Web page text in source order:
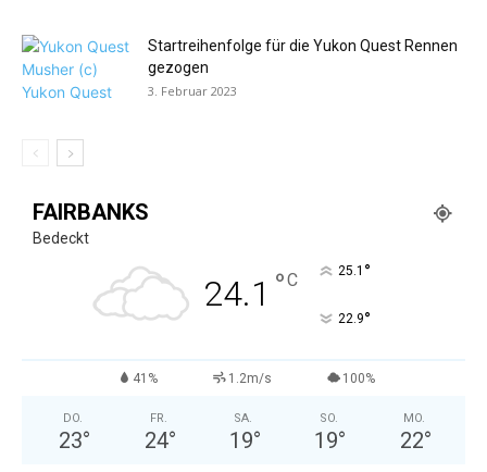
Startreihenfolge für die Yukon Quest Rennen
gezogen
3. Februar 2023
FAIRBANKS
Bedeckt
24.1 °C 25.1 °
22.9°
41% 1.2m/s 100%
DO.
23°
FR.
24°
SA.
19°
SO.
19°
MO.
22°